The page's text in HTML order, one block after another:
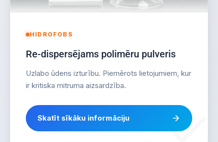
HIDROFOBS
Re-dispersējams polimēru pulveris
Uzlabo ūdens izturību. Piemērots lietojumiem, kur
ir kritiska mitruma aizsardzība.
Skatīt sīkāku informāciju